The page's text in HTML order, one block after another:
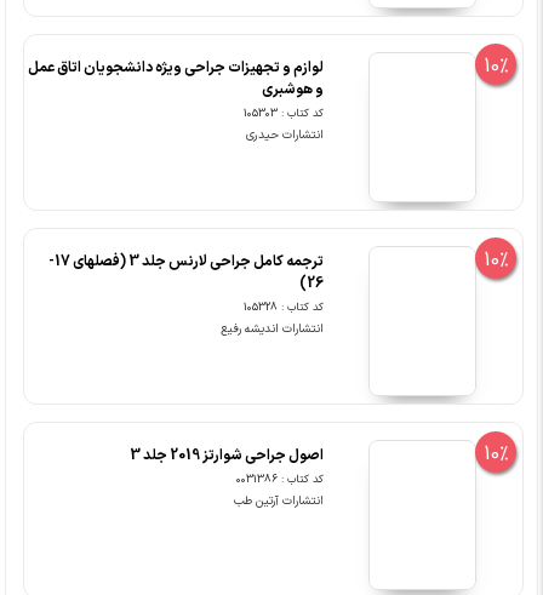
10%
لوازم و تجهیزات جراحی ویژه دانشجویان اتاق عمل
و هوشبری
کد کتاب : 105303
انتشارات حیدری
10%
ترجمه کامل جراحی لارنس جلد 3 (فصلهای 17-
26)
کد کتاب : 105328
انتشارات اندیشه رفیع
10% اصول جراحی شوارتز 2019 جلد 3
کد کتاب : 0031386
انتشارات آرتین طب